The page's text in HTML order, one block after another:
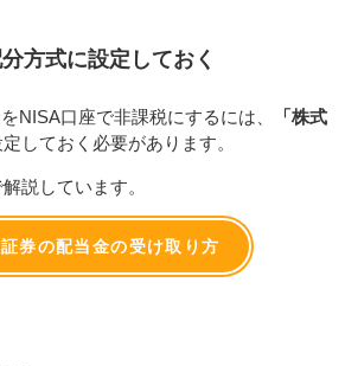
方式に設定しておく
NISA口座で非課税にするには、
「株式
定しておく必要があります。
説しています。
券の配当金の受け取り方